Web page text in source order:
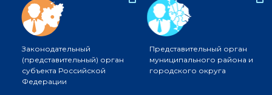
Законодательный
(представительный) орган
субъекта Российской
Федерации
Представительный орган
муниципального района и
городского округа